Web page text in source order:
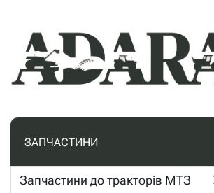
ЗАПЧАСТИНИ
Запчастини до тракторів МТЗ